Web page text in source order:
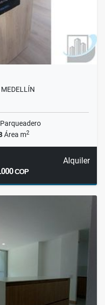
Parqueadero
Área m2
Alquiler
COP